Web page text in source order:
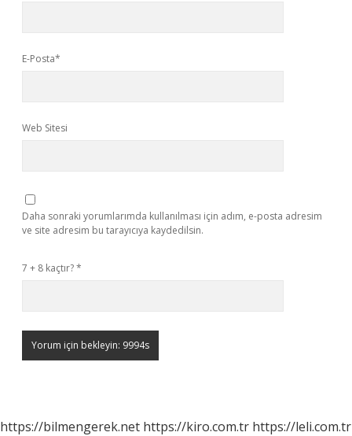
E-Posta*
Web Sitesi
Daha sonraki yorumlarımda kullanılması için adım, e-posta adresim
ve site adresim bu tarayıcıya kaydedilsin.
7 + 8 kaçtır?*
https://bilmengerek.net https://kiro.com.tr https://leli.com.tr